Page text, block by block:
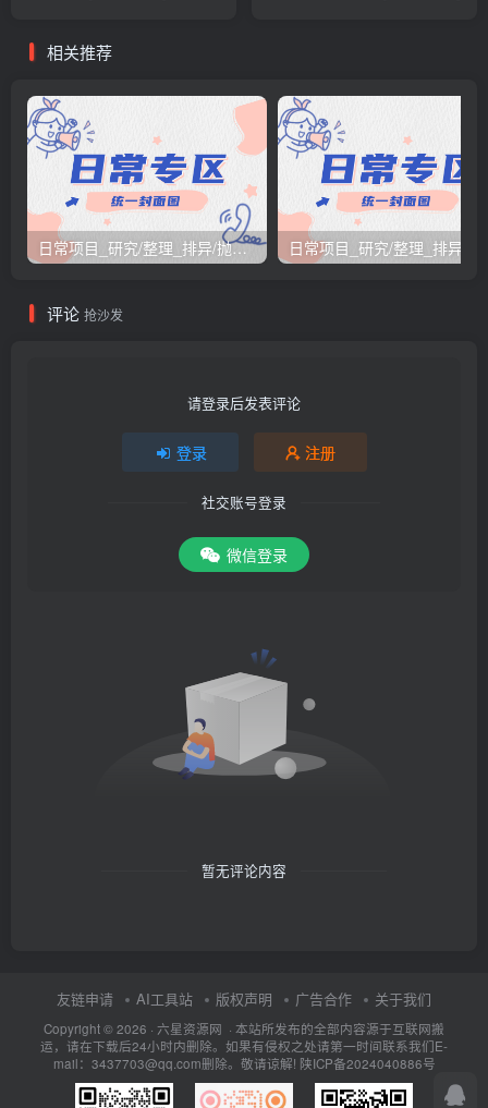
相关推荐
日常项目_研究/整理_排异/抛弃汇总[26.3.15-3.21整理]
评论 抢沙发
请登录后发表评论
登录 注册
社交账号登录
微信登录
暂无评论内容
友链申请 AI工具站 版权声明 广告合作 关于我们
Copyright © 2026 · 六星资源网 · 本站所发布的全部内容源于互联网搬
运，请在下载后24小时内删除。如果有侵权之处请第一时间联系我们E-
mail：3437703@qq.com删除。敬请谅解! 陕ICP备2024040886号